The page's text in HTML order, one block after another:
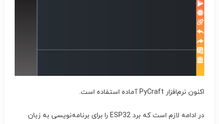
اکنون نرم‌افزار PyCraft آماده استفاده است.
در ادامه لازم است که برد ESP32 را برای برنامه‌نویسی به زبان